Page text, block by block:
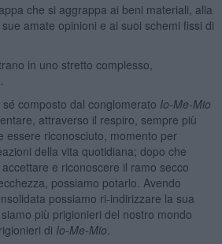
che si aggrappa ai beni materiali, alla
amate opinioni e ai suoi schemi fissi di
in uno stretto complesso,
composto dal conglomerato Io-Me-Mio
attraverso il respiro, sempre più
essere riconosciuto, momento per
della vita quotidiana; dopo che
e riconoscere il ramo secco
possiamo potarlo. Avendo
possiamo ri-indirizzare la sua
più prigionieri del nostro mondo
di Io-Me-Mio